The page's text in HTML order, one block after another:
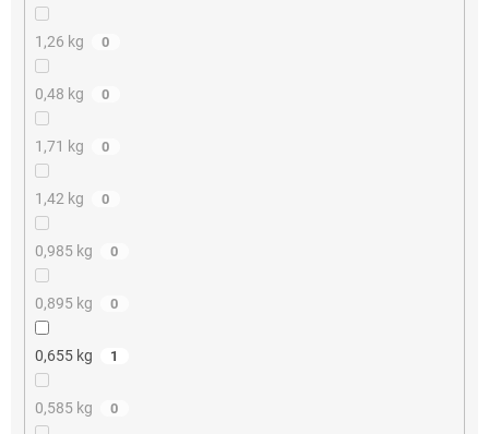
1,26 kg 0
0,48 kg 0
1,71 kg 0
1,42 kg 0
0,985 kg 0
0,895 kg 0
0,655 kg 1
0,585 kg 0